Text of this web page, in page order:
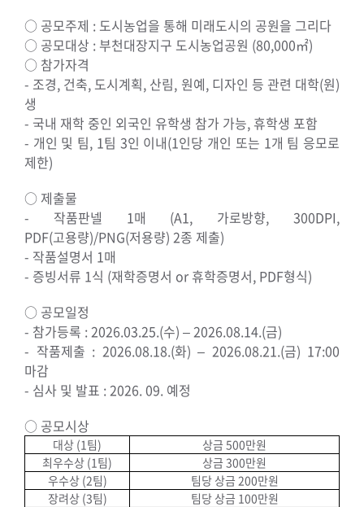
○ 공모주제 : 도시농업을 통해 미래도시의 공원을 그리다
○ 공모대상 : 부천대장지구 도시농업공원 (80,000㎡)
○ 참가자격
- 조경, 건축, 도시계획, 산림, 원예, 디자인 등 관련 대학(원)
생
- 국내 재학 중인 외국인 유학생 참가 가능, 휴학생 포함
- 개인 및 팀, 1팀 3인 이내(1인당 개인 또는 1개 팀 응모로
제한)
○ 제출물
- 작품판넬 1매 (A1, 가로방향, 300DPI,
PDF(고용량)/PNG(저용량) 2종 제출)
- 작품설명서 1매
- 증빙서류 1식 (재학증명서 or 휴학증명서, PDF형식)
○ 공모일정
- 참가등록 : 2026.03.25.(수) – 2026.08.14.(금)
- 작품제출 : 2026.08.18.(화) – 2026.08.21.(금) 17:00
마감
- 심사 및 발표 : 2026. 09. 예정
○ 공모시상
대상 (1팀)
상금 500만원
최우수상 (1팀)
상금 300만원
우수상 (2팀)
팀당 상금 200만원
장려상 (3팀)
팀당 상금 100만원